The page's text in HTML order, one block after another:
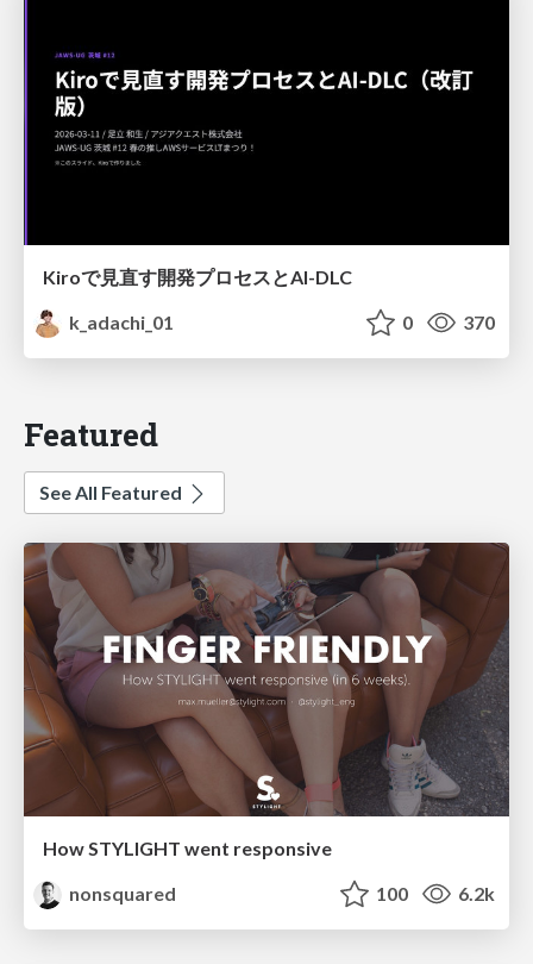
Kiroで見直す開発プロセスとAI-DLC
k_adachi_01
0 370
Featured
See All Featured
How STYLIGHT went responsive
nonsquared
100 6.2k